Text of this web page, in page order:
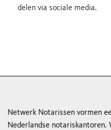
delen via sociale media.
Netwerk Notarissen vormen
Nederlandse notariskantoren.